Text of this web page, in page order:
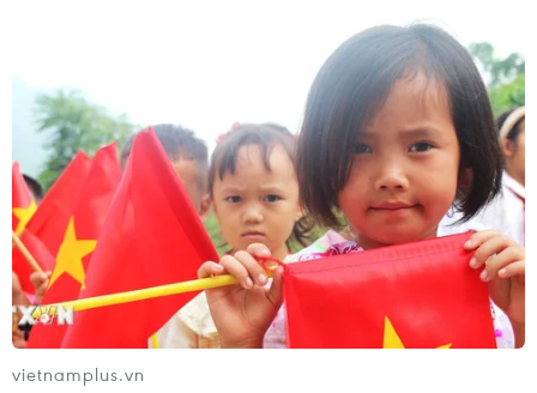
Thủ tướng Pakistan đề nghị Ấn Độ đối
thoại về vấn đề Kashmir
08/08/2019 23:43
Pakistan đã bày tỏ mong muốn đối thoại với phía Ấn
Độ, trong bối cảnh quan hệ hai nước đang có nhiều
căng thẳng liên quan đến vấn đề Kashmir
vietnamplus.vn